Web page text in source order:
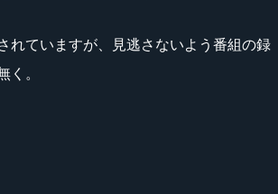
れていますが、見逃さないよう番組の録
く。